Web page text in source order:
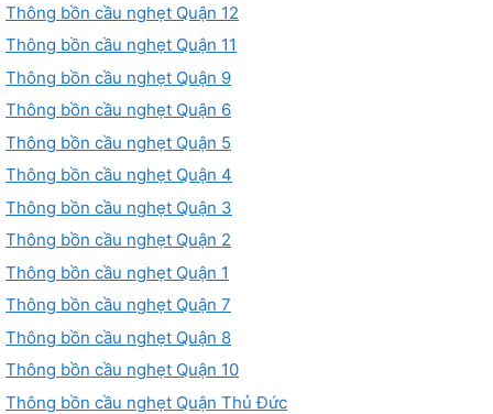
Thông bồn cầu nghẹt Quận 12
Thông bồn cầu nghẹt Quận 11
Thông bồn cầu nghẹt Quận 9
Thông bồn cầu nghẹt Quận 6
Thông bồn cầu nghẹt Quận 5
Thông bồn cầu nghẹt Quận 4
Thông bồn cầu nghẹt Quận 3
Thông bồn cầu nghẹt Quận 2
Thông bồn cầu nghẹt Quận 1
Thông bồn cầu nghẹt Quận 7
Thông bồn cầu nghẹt Quận 8
Thông bồn cầu nghẹt Quận 10
Thông bồn cầu nghẹt Quận Thủ Đức